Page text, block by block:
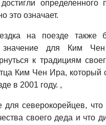
определенного
это означает.
на поезде также
значение для Ким
к традициям
Ким Чен Ира, который
в 2001 году. ,
для северокорейцев,
своего деда и что